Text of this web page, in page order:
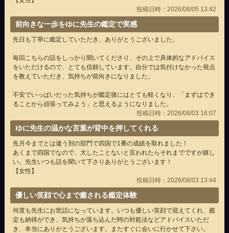
投稿日時：2026/08/05 13:42
前向きな一歩をゆに先生の鑑定で実感
先日も丁寧に鑑定していただき、ありがとうございました。
毎回こちらの話をしっかり聞いてくださり、その上で具体的なアドバイス
をいただけるので、とても信頼しています。自分では気付けなかった視点
を教えていただき、気持ちが前向きになりました。
不安でいっぱいだった気持ちが鑑定後にはとても軽くなり、「まずはでき
ることから頑張ってみよう」と思えるようになりました。
投稿日時：2026/08/03 16:07
ゆに先生の温かな言葉が背中を押してくれる
先月今までとは違う別の部門で四国で1番の成績を取れました！
あくまで四国でなので、大したことないと言われたらそれまでですが嬉し
い。先生いつも話を聞いて下さりありがとうございます！
【女性】
投稿日時：2026/08/03 13:44
優しい笑顔で心まで癒される鑑定体験
何度も先生にお世話になっています。いつも優しい笑顔で迎えてくれ、鑑
定も納得ができ、気持ちが落ち込んだ時の対処法などアドバイスいただ
き、本当にありがとうございます。またすぐに会いに行かせて下さい。